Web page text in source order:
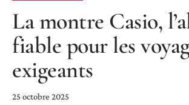
La montre Casio,
fiable pour les
exigeants
25 octobre 2025